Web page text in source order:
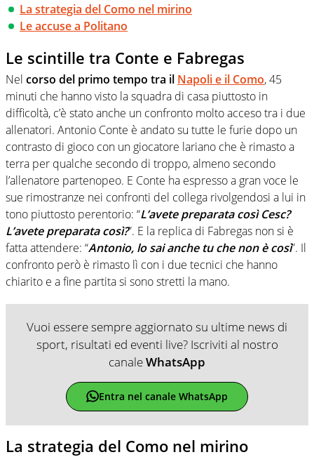
La strategia del Como nel mirino
Le accuse a Politano
Le scintille tra Conte e Fabregas
Nel corso del primo tempo tra il Napoli e il Como, 45
minuti che hanno visto la squadra di casa piuttosto in
difficoltà, c’è stato anche un confronto molto acceso tra i due
allenatori. Antonio Conte è andato su tutte le furie dopo un
contrasto di gioco con un giocatore lariano che è rimasto a
terra per qualche secondo di troppo, almeno secondo
l’allenatore partenopeo. E Conte ha espresso a gran voce le
sue rimostranze nei confronti del collega rivolgendosi a lui in
tono piuttosto perentorio: “L’avete preparata così Cesc?
L’avete preparata così?”. E la replica di Fabregas non si è
fatta attendere: “Antonio, lo sai anche tu che non è così”. Il
confronto però è rimasto lì con i due tecnici che hanno
chiarito e a fine partita si sono stretti la mano.
Vuoi essere sempre aggiornato su ultime news di
sport, risultati ed eventi live? Iscriviti al nostro
canaleWhatsApp
Entra nel canale WhatsApp
La strategia del Como nel mirino